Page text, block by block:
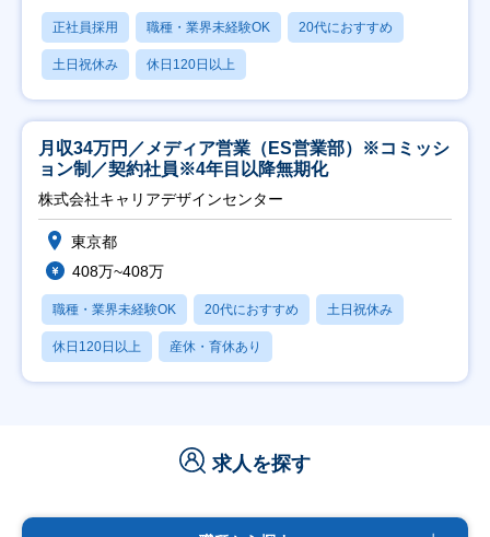
正社員採用 職種・業界未経験OK 20代におすすめ
土日祝休み 休日120日以上
月収34万円／メディア営業（ES営業部）※コミッシ
ョン制／契約社員※4年目以降無期化
株式会社キャリアデザインセンター
東京都
408万~408万
職種・業界未経験OK 20代におすすめ 土日祝休み
休日120日以上 産休・育休あり
求人を探す